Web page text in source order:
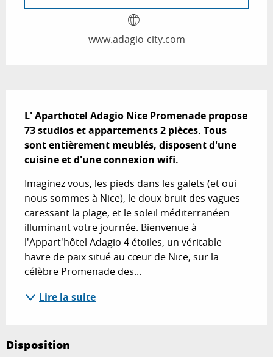
www.adagio-city.com
L' Aparthotel Adagio Nice Promenade propose
73 studios et appartements 2 pièces. Tous
sont entièrement meublés, disposent d'une
cuisine et d'une connexion wifi.
Imaginez vous, les pieds dans les galets (et oui
nous sommes à Nice), le doux bruit des vagues
caressant la plage, et le soleil méditerranéen
illuminant votre journée. Bienvenue à
l'Appart'hôtel Adagio 4 étoiles, un véritable
havre de paix situé au cœur de Nice, sur la
célèbre Promenade des...
Lire la suite
Disposition